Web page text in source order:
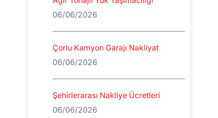
06/06/2026
Çorlu Kamyon Garajı Nakliyat
06/06/2026
Şehirlerarası Nakliye Ücretleri
06/06/2026